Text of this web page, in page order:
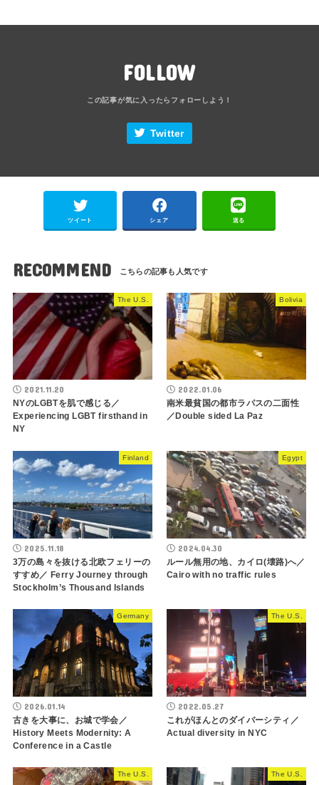
FOLLOW
Twitter
ツイート シェア 送る
RECOMMEND
The U.S.
2021.11.20
NYのLGBTを肌で感じる／
Experiencing LGBT firsthand in
NY
Bolivia
2022.01.06
南米最貧国の都市ラパスの二面性
／Double sided La Paz
Finland
2025.11.18
3万の島々を抜ける北欧フェリーの
すすめ／ Ferry Journey through
Stockholm’s Thousand Islands
Egypt
2024.04.30
ルール無用の地、カイロ(壊路)へ／
Cairo with no traffic rules
Germany
2026.01.14
古きを大事に、お城で学会／
History Meets Modernity: A
Conference in a Castle
The U.S.
2022.05.27
これがほんとのダイバーシティ／
Actual diversity in NYC
The U.S. The U.S.